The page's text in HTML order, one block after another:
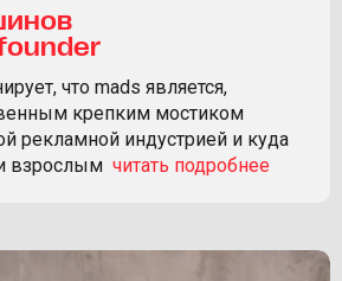
что mads является,
крепким мостиком
рекламной индустрией и куда
взрослым